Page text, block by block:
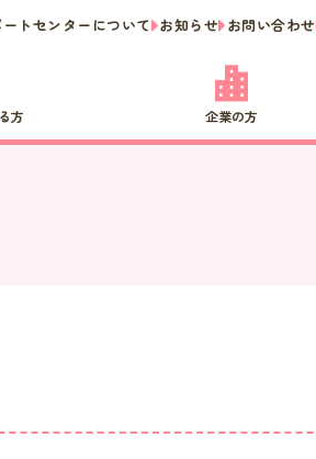
方 企業の方
ートセンターについて お知らせ お問い合わせ